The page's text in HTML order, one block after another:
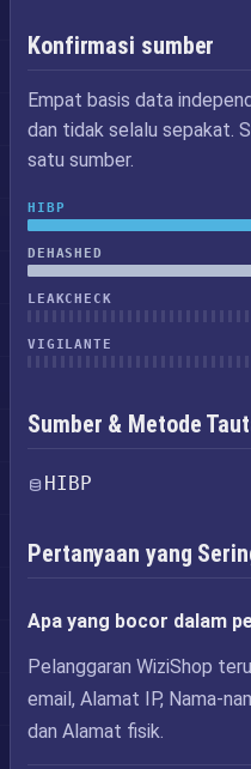
Konfirmasi sumber
Empat basis data
dan tidak selalu sepakat.
satu sumber.
HIBP
DEHASHED
LEAKCHECK
VIGILANTE
Sumber & Metode
HIBP
Pertanyaan yang
Apa yang bocor dalam
Pelanggaran WiziShop
email, Alamat IP, Nama-
dan Alamat fisik.